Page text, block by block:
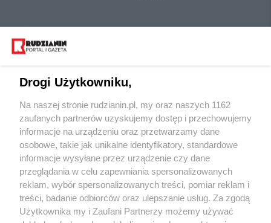
Wydawca mediów lokalnych
Nie zapomnij
zapoznać się z:
polityką prywatności regulamin korzystania z portali
Twojemiasto Skontakuj sięz nami
Drogi Użytkowniku,
Na naszej stronie rudzianin.pl, my oraz naszych 1162
zaufanych partnerów uzyskujemy dostęp i przechowujemy
informacje na urządzeniu oraz przetwarzamy dane
osobowe, takie jak unikalne identyfikatory, standardowe
informacje wysyłane przez urządzenie czy dane
przeglądania w celu zapewniania spersonalizowanych
reklam, wybór spersonalizowanych treści, pomiar reklam i
treści, badanie odbiorców oraz ulepszanie usług. Za zgodą
Użytkownika my i Zaufani Partnerzy możemy używać